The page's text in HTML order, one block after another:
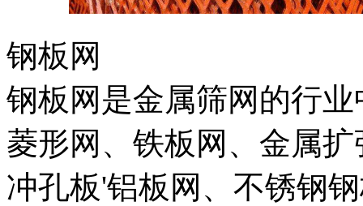
钢板网
钢板网是金属筛网的行
菱形网、铁板网、金属
冲孔板'铝板网、不锈钢